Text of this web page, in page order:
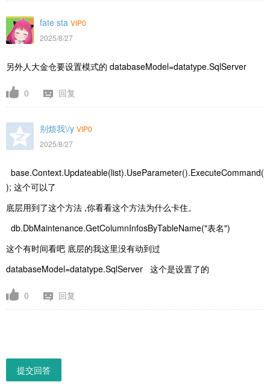
fate sta VIP0
2025/8/27
另外人大金仓要设置模式的 databaseModel=datatype.SqlServer
0 回复
别烦我\/y VIP0
2025/8/27
base.Context.Updateable(list).UseParameter().ExecuteCommand(
); 这个可以了
底层用到了这个方法 ,你看看这个方法为什么卡住。
db.DbMaintenance.GetColumnInfosByTableName("表名")
这个有时间看吧 底层的我这里没有动到过
databaseModel=datatype.SqlServer 这个是设置了的
0 回复
提交回答